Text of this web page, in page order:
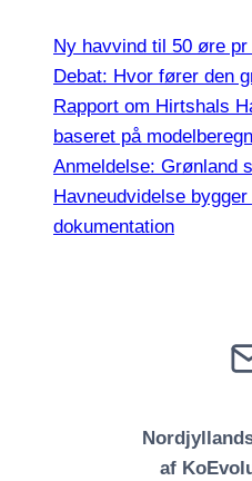
Ny havvind til 50 øre pr
Debat: Hvor fører den
Rapport om Hirtshals
baseret på
Anmeldelse: Grønland
Havneudvidelse
dokumentation
af